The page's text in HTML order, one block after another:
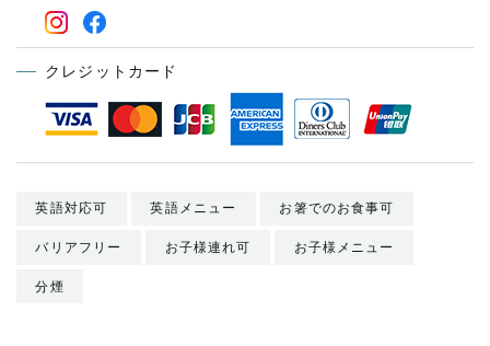
クレジットカード
英語対応可 英語メニュー お箸でのお食事可
バリアフリー お子様連れ可 お子様メニュー
分煙